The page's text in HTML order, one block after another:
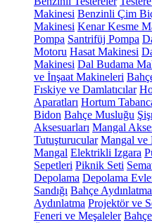
Makinesi Benzinli Çim
Makinesi Kenar Kesme
Pompa Santrifüj Pompa
Motoru Hasat Makinesi
Makinesi Dal Budama
ve İnşaat Makineleri
Fıskiye ve Damlatıcılar
Aparatları Hortum
Bidon Bahçe Musluğu
Aksesuarları Mangal
Tutuşturucular Mangal ve
Mangal Elektrikli Izgara
Sepetleri Piknik Seti
Depolama Depolama
Sandığı Bahçe Aydınlatma
Aydınlatma Projektör ve
Feneri ve Meşaleler